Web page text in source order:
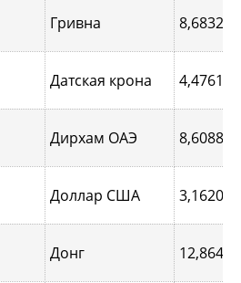
Гривна 8,6832
Датская крона 4,4761
Дирхам ОАЭ 8,6088
Доллар США 3,1620
Донг 12,8641